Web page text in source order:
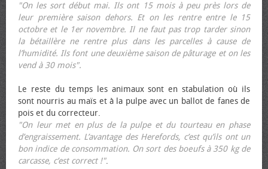
"On les sort début mai. Ils ont 15 mois à peu près lors de
leur première saison dehors. Et on les rentre entre le 15
octobre et le 1er novembre. Il ne faut pas trop tarder sinon
la bétaillère ne rentre plus dans les parcelles à cause de
l’humidité. Ils font une deuxième saison de pâturage et on les
vend à 30 mois".
Le reste du temps les animaux sont en stabulation où ils
sont nourris au maïs et à la pulpe avec un ballot de fanes de
pois et du correcteur.
"On leur met en plus de la pulpe et du tourteau en phase
d’engraissement. L’avantage des Herefords, c’est qu’ils ont un
bon indice de consommation. On sort des bœufs à 350 kg de
carcasse, c’est correct !".